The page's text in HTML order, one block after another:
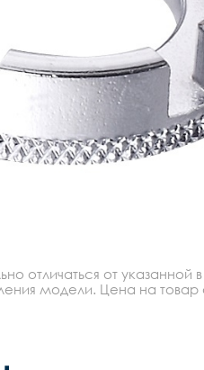
отличаться от указанной
модели. Цена на товар